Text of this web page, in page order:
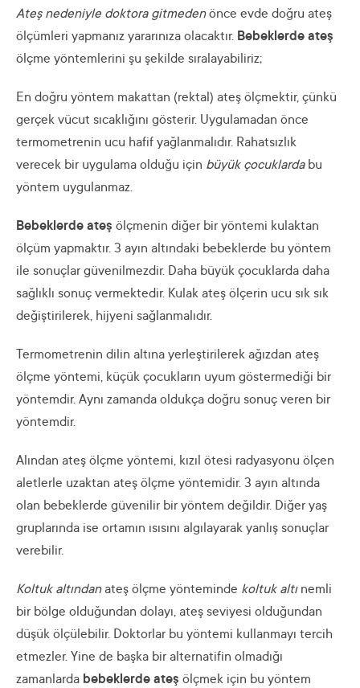
Ateş nedeniyle doktora gitmedenönce evde doğru ateş
ölçümleri yapmanız yararınıza olacaktır. Bebeklerde ateş
ölçme yöntemlerini şu şekilde sıralayabiliriz;
En doğru yöntem makattan (rektal) ateş ölçmektir, çünkü
gerçek vücut sıcaklığını gösterir. Uygulamadan önce
termometrenin ucu hafif yağlanmalıdır. Rahatsızlık
verecek bir uygulama olduğu için büyük çocuklardabu
yöntem uygulanmaz.
Bebeklerde ateş ölçmenin diğer bir yöntemi kulaktan
ölçüm yapmaktır. 3 ayın altındaki bebeklerde bu yöntem
ile sonuçlar güvenilmezdir. Daha büyük çocuklarda daha
sağlıklı sonuç vermektedir. Kulak ateş ölçerin ucu sık sık
değiştirilerek, hijyeni sağlanmalıdır.
Termometrenin dilin altına yerleştirilerek ağızdan ateş
ölçme yöntemi, küçük çocukların uyum göstermediği bir
yöntemdir. Aynı zamanda oldukça doğru sonuç veren bir
yöntemdir.
Alından ateş ölçme yöntemi, kızıl ötesi radyasyonu ölçen
aletlerle uzaktan ateş ölçme yöntemidir. 3 ayın altında
olan bebeklerde güvenilir bir yöntem değildir. Diğer yaş
gruplarında ise ortamın ısısını algılayarak yanlış sonuçlar
verebilir.
Koltuk altındanateş ölçme yönteminde koltuk altınemli
bir bölge olduğundan dolayı, ateş seviyesi olduğundan
düşük ölçülebilir. Doktorlar bu yöntemi kullanmayı tercih
etmezler. Yine de başka bir alternatifin olmadığı
zamanlarda bebeklerde ateş ölçmek için bu yöntem